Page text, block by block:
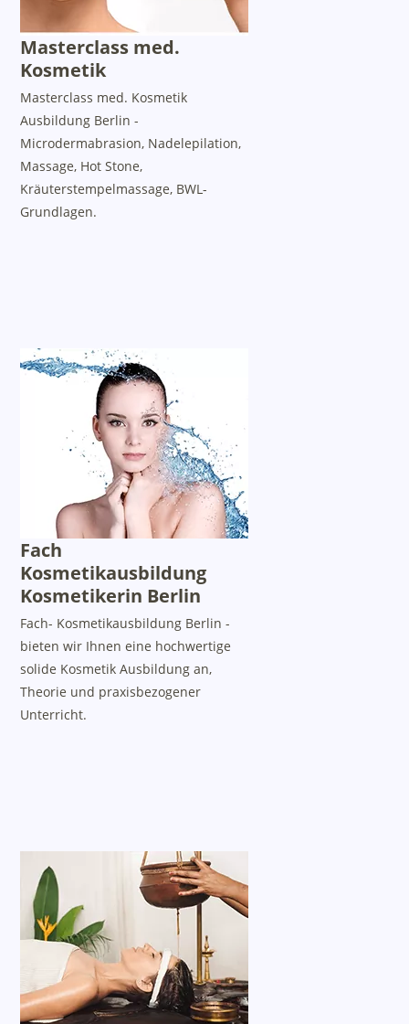
Masterclass med.
Kosmetik
Masterclass med. Kosmetik
Ausbildung Berlin -
Microdermabrasion, Nadelepilation,
Massage, Hot Stone,
Kräuterstempelmassage, BWL-
Grundlagen.
Fach
Kosmetikausbildung
Kosmetikerin Berlin
Fach- Kosmetikausbildung Berlin -
bieten wir Ihnen eine hochwertige
solide Kosmetik Ausbildung an,
Theorie und praxisbezogener
Unterricht.